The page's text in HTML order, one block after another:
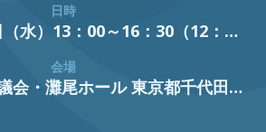
日時
2026年10月14日（水）13：00～16：30（12：30開場）
会場
会・灘尾ホール東京都千代田区霞が関3丁目3番2号新霞が関ビル